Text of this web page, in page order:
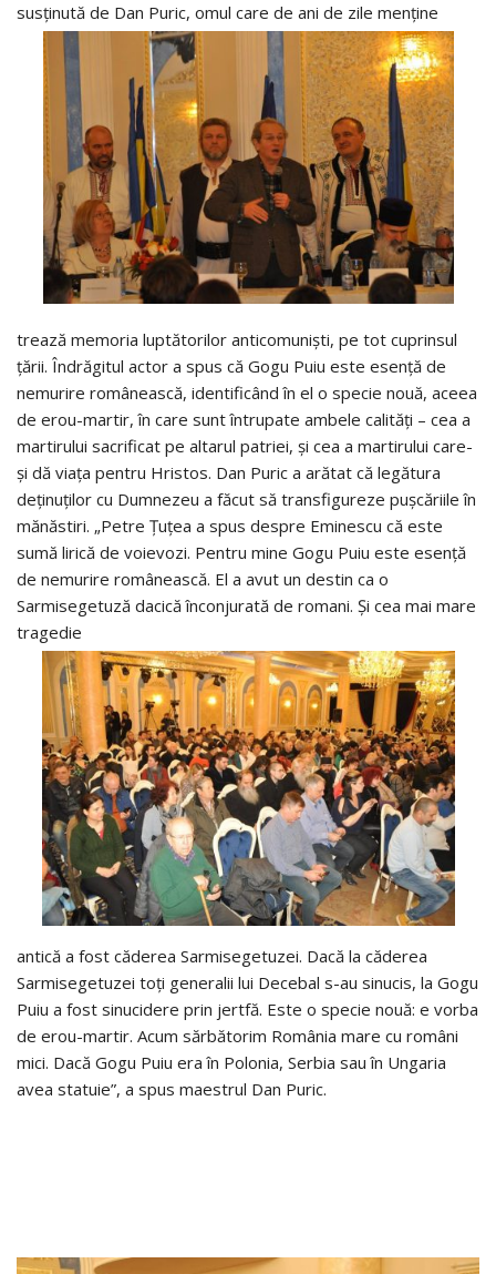
susținută de Dan Puric, omul care de ani de zile menține
trează memoria luptătorilor anticomuniști, pe tot cuprinsul
țării. Îndrăgitul actor a spus că Gogu Puiu este esență de
nemurire românească, identificând în el o specie nouă, aceea
de erou-martir, în care sunt întrupate ambele calități – cea a
martirului sacrificat pe altarul patriei, și cea a martirului care-
și dă viața pentru Hristos. Dan Puric a arătat că legătura
deţinuţilor cu Dumnezeu a făcut să transfigureze puşcăriile în
mănăstiri. „Petre Ţuţea a spus despre Eminescu că este
sumă lirică de voievozi. Pentru mine Gogu Puiu este esenţă
de nemurire românească. El a avut un destin ca o
Sarmisegetuză dacică înconjurată de romani. Şi cea mai mare
tragedie
antică a fost căderea Sarmisegetuzei. Dacă la căderea
Sarmisegetuzei toţi generalii lui Decebal s-au sinucis, la Gogu
Puiu a fost sinucidere prin jertfă. Este o specie nouă: e vorba
de erou-martir. Acum sărbătorim România mare cu români
mici. Dacă Gogu Puiu era în Polonia, Serbia sau în Ungaria
avea statuie”, a spus maestrul Dan Puric.